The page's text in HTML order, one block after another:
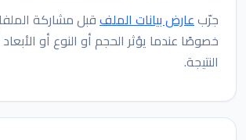
جرّبعارض بيانات الملفقبل مشاركة
خصوصًا عندما يؤثر الحجم أو النوع أو
النتيجة.